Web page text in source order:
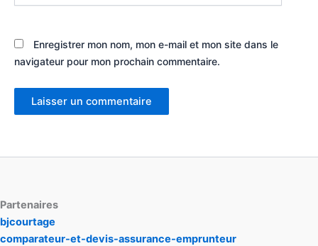
Enregistrer mon nom, mon e-mail et mon site dans le
navigateur pour mon prochain commentaire.
Partenaires
bjcourtage
comparateur-et-devis-assurance-emprunteur